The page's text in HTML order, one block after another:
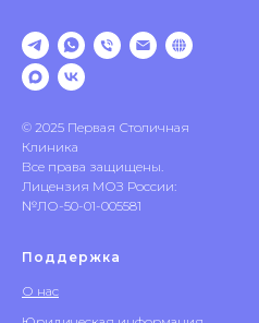
© 2025 Первая Столичная
Клиника
Все права защищены.
Лицензия МОЗ России:
№ЛО-50-01-005581
Поддержка
О нас